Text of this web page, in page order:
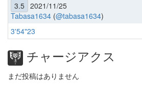
3.5 2021/11/25
Tabasa1634 (@tabasa1634)
3'54"23
チャージアクス
まだ投稿はありません